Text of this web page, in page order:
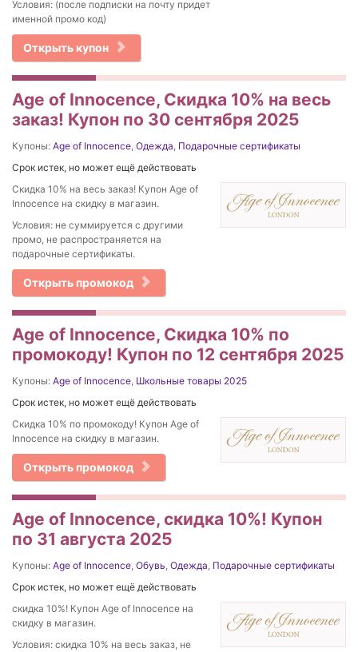
Условия: (после подписки на почту придет
именной промо код)
Открыть купон
Age of Innocence, Скидка 10% на весь
заказ! Купон по 30 сентября 2025
Купоны: Age of Innocence, Одежда, Подарочные сертификаты
Срок истек, но может ещё действовать
Скидка 10% на весь заказ! Купон Age of
Innocence на скидку в магазин.
Условия: не суммируется с другими
промо, не распространяется на
подарочные сертификаты.
Открыть промокод
Age of Innocence, Скидка 10% по
промокоду! Купон по 12 сентября 2025
Купоны: Age of Innocence, Школьные товары 2025
Срок истек, но может ещё действовать
Скидка 10% по промокоду! Купон Age of
Innocence на скидку в магазин.
Открыть промокод
Age of Innocence, скидка 10%! Купон
по 31 августа 2025
Купоны: Age of Innocence, Обувь, Одежда, Подарочные сертификаты
Срок истек, но может ещё действовать
скидка 10%! Купон Age of Innocence на
скидку в магазин.
Условия: скидка 10% на весь заказ, не